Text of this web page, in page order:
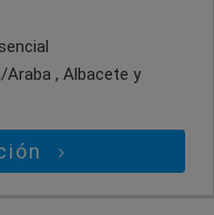
Araba , Albacete y